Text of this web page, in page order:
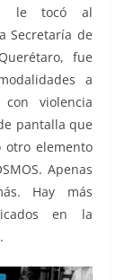
le tocó al
Secretaría de
fue
a
violencia
pantalla que
otro elemento
Apenas
Hay más
en la